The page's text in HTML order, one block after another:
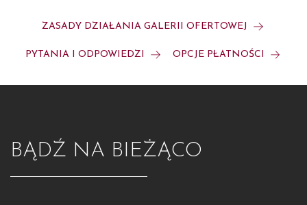
ZASADY DZIAŁANIA GALERII OFERTOWEJ
PYTANIA I ODPOWIEDZI OPCJE PŁATNOŚCI
BĄDŹ NA BIEŻĄCO